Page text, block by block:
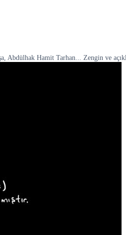
Abdülhak Hamit Tarhan... Zengin ve